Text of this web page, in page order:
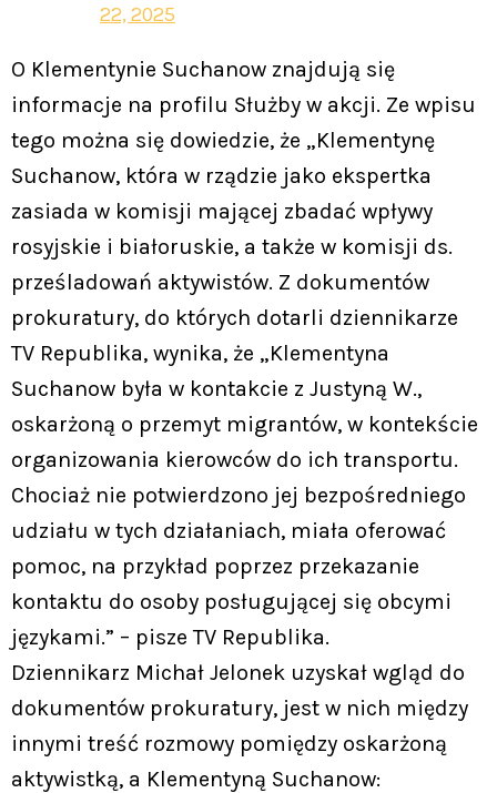
22, 2025
O Klementynie Suchanow znajdują się
informacje na profilu Służby w akcji. Ze wpisu
tego można się dowiedzie, że „Klementynę
Suchanow, która w rządzie jako ekspertka
zasiada w komisji mającej zbadać wpływy
rosyjskie i białoruskie, a także w komisji ds.
prześladowań aktywistów. Z dokumentów
prokuratury, do których dotarli dziennikarze
TV Republika, wynika, że „Klementyna
Suchanow była w kontakcie z Justyną W.,
oskarżoną o przemyt migrantów, w kontekście
organizowania kierowców do ich transportu.
Chociaż nie potwierdzono jej bezpośredniego
udziału w tych działaniach, miała oferować
pomoc, na przykład poprzez przekazanie
kontaktu do osoby posługującej się obcymi
językami.” – pisze TV Republika.
Dziennikarz Michał Jelonek uzyskał wgląd do
dokumentów prokuratury, jest w nich między
innymi treść rozmowy pomiędzy oskarżoną
aktywistką, a Klementyną Suchanow: